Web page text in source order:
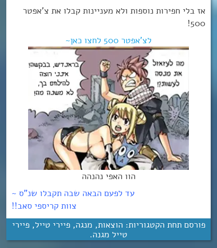
אז בלי חפירות נוספות ולא מעניינות קבלו את צ’אפטר
500!
לצ’אפטר 500 לחצו כאן~
הוו האפי נהנהה
עד לפעם הבאה שבה תקבלו שנ”ס ~
צוות קריספי סאב!!
פורסם תחת הקטגוריות: הוצאות, מנגה,פיירי טייל,פיירי
טייל מגנה.